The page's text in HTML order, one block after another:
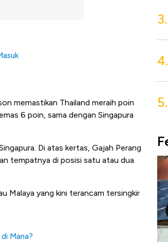
memastikan Thailand meraih poin
6 poin, sama dengan Singapura
Di atas kertas, Gajah Perang
tempatnya di posisi satu atau dua
Malaya yang kini terancam tersingkir
Mana?
3.
4.
5.